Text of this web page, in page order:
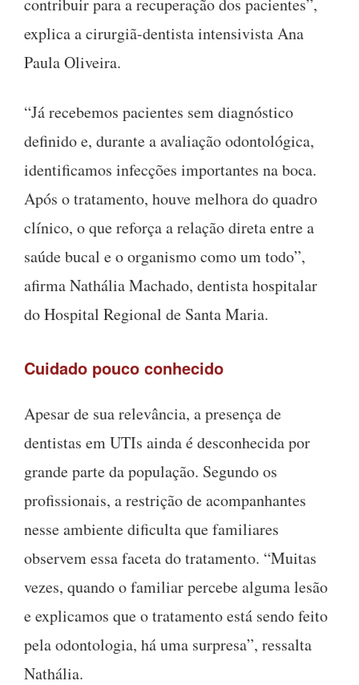
contribuir para a recuperação dos pacientes”,
explica a cirurgiã-dentista intensivista Ana
Paula Oliveira.
“Já recebemos pacientes sem diagnóstico
definido e, durante a avaliação odontológica,
identificamos infecções importantes na boca.
Após o tratamento, houve melhora do quadro
clínico, o que reforça a relação direta entre a
saúde bucal e o organismo como um todo”,
afirma Nathália Machado, dentista hospitalar
do Hospital Regional de Santa Maria.
Cuidado pouco conhecido
Apesar de sua relevância, a presença de
dentistas em UTIs ainda é desconhecida por
grande parte da população. Segundo os
profissionais, a restrição de acompanhantes
nesse ambiente dificulta que familiares
observem essa faceta do tratamento. “Muitas
vezes, quando o familiar percebe alguma lesão
e explicamos que o tratamento está sendo feito
pela odontologia, há uma surpresa”, ressalta
Nathália.